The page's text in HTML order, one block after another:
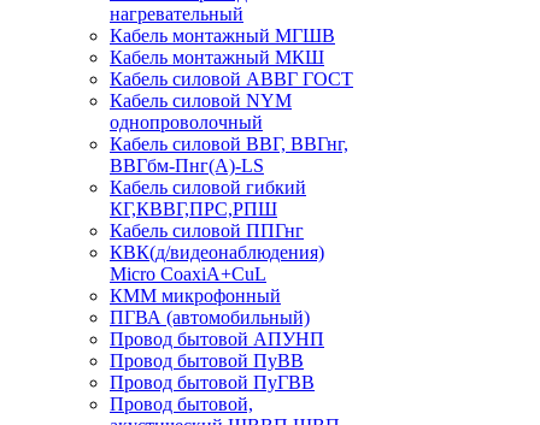
нагревательный
Кабель монтажный МГШВ
Кабель монтажный МКШ
Кабель силовой АВВГ ГОСТ
Кабель силовой NYM
однопроволочный
Кабель силовой ВВГ, ВВГнг,
ВВГбм-Пнг(А)-LS
Кабель силовой гибкий
КГ,КВВГ,ПРС,РПШ
Кабель силовой ППГнг
КВК(д/видеонаблюдения)
Micro CoaxiA+CuL
КММ микрофонный
ПГВА (автомобильный)
Провод бытовой АПУНП
Провод бытовой ПуВВ
Провод бытовой ПуГВВ
Провод бытовой,